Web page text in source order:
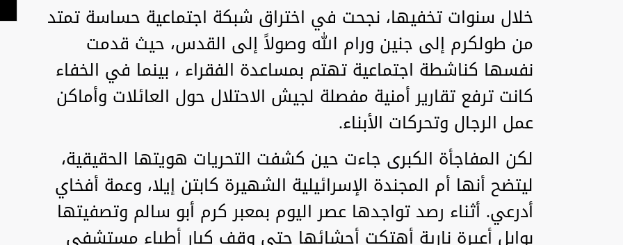
‏خلال سنوات تخفيها، نجحت في اختراق شبكة اجتماعية حساسة تمتد
من طولكرم إلى جنين ورام الله وصولاً إلى القدس، حيث قدمت
نفسها كناشطة اجتماعية تهتم بمساعدة الفقراء ، بينما في الخفاء
كانت ترفع تقارير أمنية مفصلة لجيش الاحتلال حول العائلات وأماكن
عمل الرجال وتحركات الأبناء.
‏لكن المفاجأة الكبرى جاءت حين كشفت التحريات هويتها الحقيقية،
ليتضح أنها أم المجندة الإسرائيلية الشهيرة كابتن إيلا، وعمة أفخاي
أدرعي. أثناء رصد تواجدها عصر اليوم بمعبر كرم أبو سالم وتصفيتها
بوابل أعيرة نارية أهتكت أحشائها حتي وقف كبار أطباء مستشفي